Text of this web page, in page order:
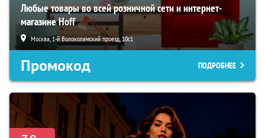
Любые товары во всей розничной сети и интернет-
магазине Hoff
Москва, 1-й Волоколамский проезд, 10с1
Промокод ПОДРОБНЕЕ